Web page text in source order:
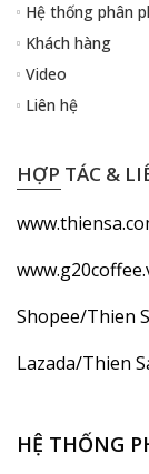
Hệ thống phân
Khách hàng
Video
Liên hệ
HỢP TÁC &
Shopee/Thien
Lazada/Thien
HỆ THỐNG